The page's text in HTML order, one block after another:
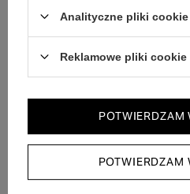
Zobacz
Analityczne pliki cookie
Reklamowe pliki cookie
POTWIERDZAM
POTWIERDZAM